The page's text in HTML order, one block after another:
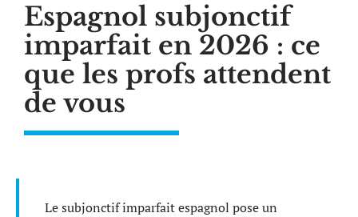
Espagnol subjonctif
imparfait en 2026 : ce
que les profs attendent
de vous
Le subjonctif imparfait espagnol pose un